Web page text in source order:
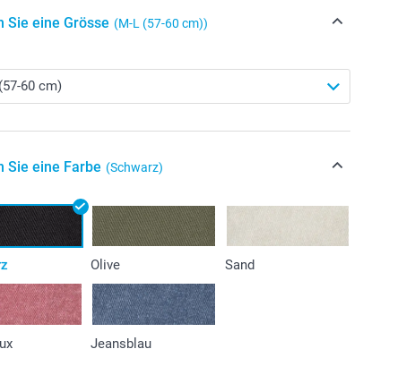
Sie eine Grösse (M-L (57-60 cm))
Sie eine Farbe (Schwarz)
Olive Sand
Jeansblau